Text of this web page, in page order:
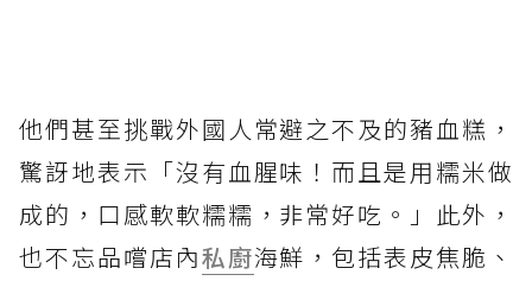
他們甚至挑戰外國人常避之不及的豬血糕，
驚訝地表示「沒有血腥味！而且是用糯米做
成的，口感軟軟糯糯，非常好吃。」此外，
也不忘品嚐店內私廚海鮮，包括表皮焦脆、